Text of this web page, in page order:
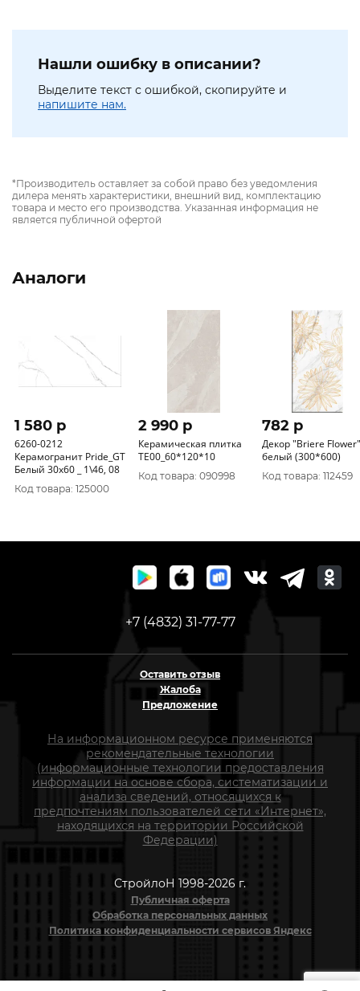
Нашли ошибку в описании?
Выделите текст с ошибкой, скопируйте и
напишите нам.
*Производитель оставляет за собой право без уведомления
дилера менять характеристики, внешний вид, комплектацию
товара и место его производства. Указанная информация не
является публичной офертой
Аналоги
1 580 p
6260-0212
Керамогранит Pride_GT
Белый 30x60 _ 1\46, 08
Код товара: 125000
2 990 p
Керамическая плитка
TE00_60*120*10
Код товара: 090998
782 p
Декор "Briere
белый (300*600)
Код товара: 112459
+7 (4832) 31-77-77
Оставить отзыв
Жалоба
Предложение
На информационном ресурсе применяются
рекомендательные технологии
(информационные технологии предоставления
информации на основе сбора, систематизации и
анализа сведений, относящихся к
предпочтениям пользователей сети «Интернет»,
находящихся на территории Российской
Федерации)
СтройлоН 1998-2026 г.
Публичная оферта
Обработка персональных данных
Политика конфиденциальности сервисов Яндекс